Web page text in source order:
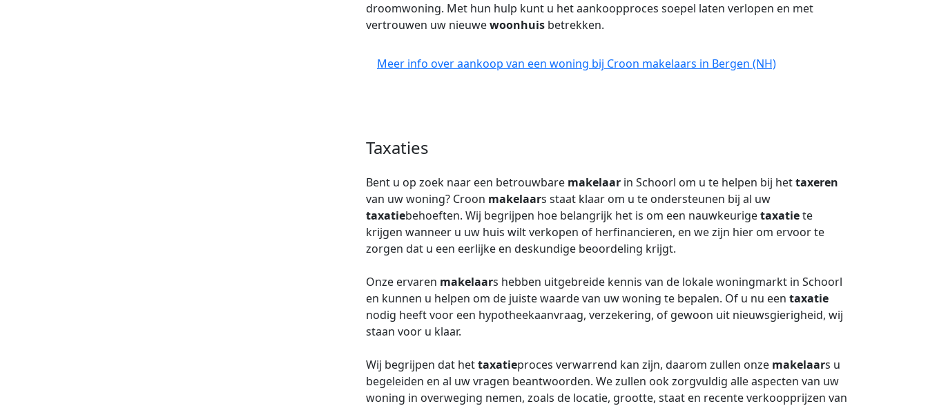
droomwoning. Met hun hulp kunt u het aankoopproces soepel laten verlopen en met
vertrouwen uw nieuwewoonhuis betrekken.
Meer info over aankoop van een woning bij Croon makelaars in Bergen (NH)
Taxaties
Bent u op zoek naar een betrouwbare makelaar in Schoorl om u te helpen bij hettaxeren
van uw woning? Croon makelaars staat klaar om u te ondersteunen bij al uw
taxatiebehoeften. Wij begrijpen hoe belangrijk het is om een nauwkeurigetaxatiete
krijgen wanneer u uw huis wilt verkopen of herfinancieren, en we zijn hier om ervoor te
zorgen dat u een eerlijke en deskundige beoordeling krijgt.
Onze ervaren makelaars hebben uitgebreide kennis van de lokale woningmarkt in Schoorl
en kunnen u helpen om de juiste waarde van uw woning te bepalen. Of u nu een taxatie
nodig heeft voor een hypotheekaanvraag, verzekering, of gewoon uit nieuwsgierigheid, wij
staan voor u klaar.
Wij begrijpen dat hettaxatieproces verwarrend kan zijn, daarom zullen onze makelaars u
begeleiden en al uw vragen beantwoorden. We zullen ook zorgvuldig alle aspecten van uw
woning in overweging nemen, zoals de locatie, grootte, staat en recente verkoopprijzen van